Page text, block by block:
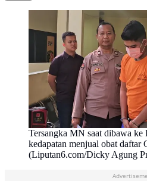
Tersangka MN saat dibawa ke
kedapatan menjual obat daftar
(Liputan6.com/Dicky Agung